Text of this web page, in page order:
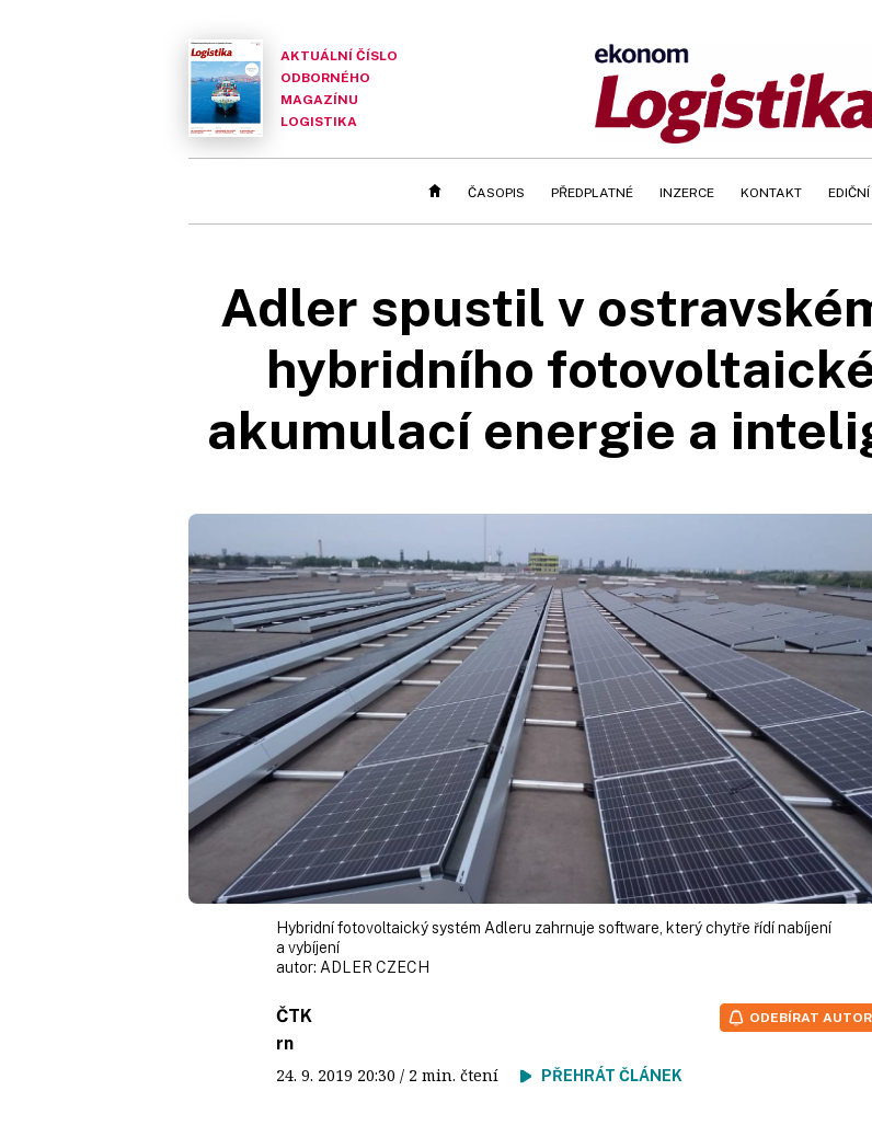
AKTUÁLNÍ ČÍSLO
ODBORNÉHO
MAGAZÍNU
LOGISTIKA
ČASOPIS PŘEDPLATNÉ INZERCE KONTAKT
Adler spustil v
hybridního
akumulací energie a
Hybridní fotovoltaický systém Adleru zahrnuje software, který chytře řídí nabíjení
a vybíjení
autor: ADLER CZECH
ČTK
rn
24. 9. 2019 20:30 / 2 min. čtení PŘEHRÁT ČLÁNEK
ODEBÍRAT